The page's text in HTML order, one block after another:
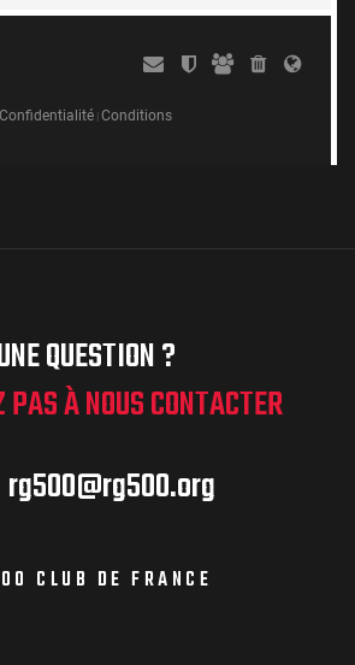
QUESTION ?
À NOUS CONTACTER
rg500@rg500.org
CLUB DE FRANCE